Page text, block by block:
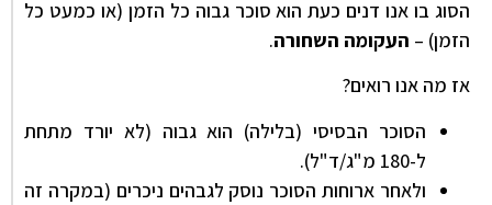
הסוג בו אנו דנים כעת הוא סוכר גבוה כל הזמן (או כמעט כל
הזמן) – העקומה השחורה.
אז מה אנו רואים?
הסוכר הבסיסי (בלילה) הוא גבוה (לא יורד מתחת
ל-180 מ"ג/ד"ל).
ולאחר ארוחות הסוכר נוסק לגבהים ניכרים (במקרה זה